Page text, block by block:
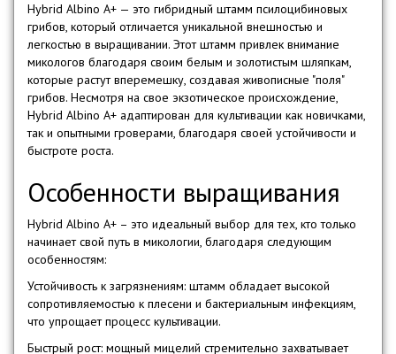
Hybrid Albino A+ — это гибридный штамм псилоцибиновых
грибов, который отличается уникальной внешностью и
легкостью в выращивании. Этот штамм привлек внимание
микологов благодаря своим белым и золотистым шляпкам,
которые растут вперемешку, создавая живописные "поля"
грибов. Несмотря на свое экзотическое происхождение,
Hybrid Albino A+ адаптирован для культивации как новичками,
так и опытными гроверами, благодаря своей устойчивости и
быстроте роста.
Особенности выращивания
Hybrid Albino A+ – это идеальный выбор для тех, кто только
начинает свой путь в микологии, благодаря следующим
особенностям:
Устойчивость к загрязнениям: штамм обладает высокой
сопротивляемостью к плесени и бактериальным инфекциям,
что упрощает процесс культивации.
Быстрый рост: мощный мицелий стремительно захватывает